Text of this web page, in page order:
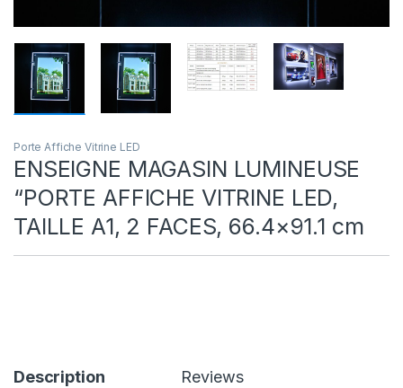
Porte Affiche Vitrine LED
ENSEIGNE MAGASIN LUMINEUSE
“PORTE AFFICHE VITRINE LED,
TAILLE A1, 2 FACES, 66.4×91.1 cm
Description Reviews